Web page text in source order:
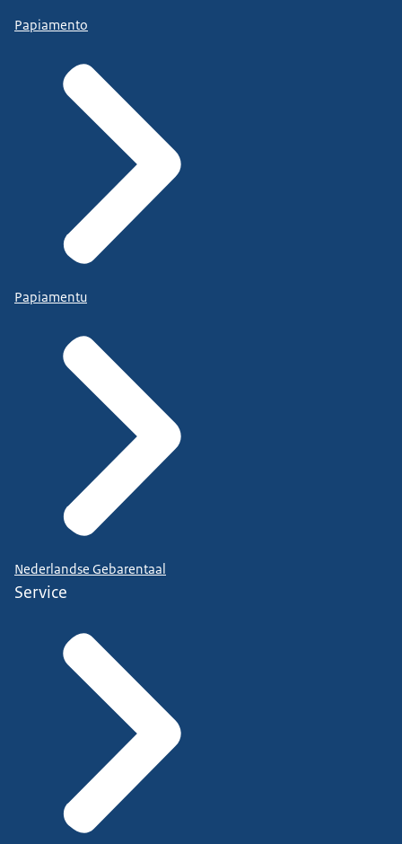
Papiamento
Papiamentu
Nederlandse Gebarentaal
Service